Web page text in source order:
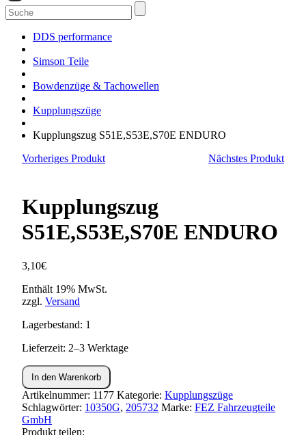
Suchen
nach:
DDS performance
Simson Teile
Bowdenzüge & Tachowellen
Kupplungszüge
Kupplungszug S51E,S53E,S70E ENDURO
Vorheriges Produkt
Nächstes Produkt
Kupplungszug
S51E,S53E,S70E ENDURO
3,10€
Enthält 19% MwSt.
zzgl. Versand
Lagerbestand: 1
Lieferzeit: 2–3 Werktage
Kupplungszug
S51E,S53E,S70E
ENDURO
Menge
In den Warenkorb
Artikelnummer: 1177 Kategorie: Kupplungszüge
Schlagwörter: 10350G, 205732 Marke: FEZ Fahrzeugteile
GmbH
Produkt teilen: